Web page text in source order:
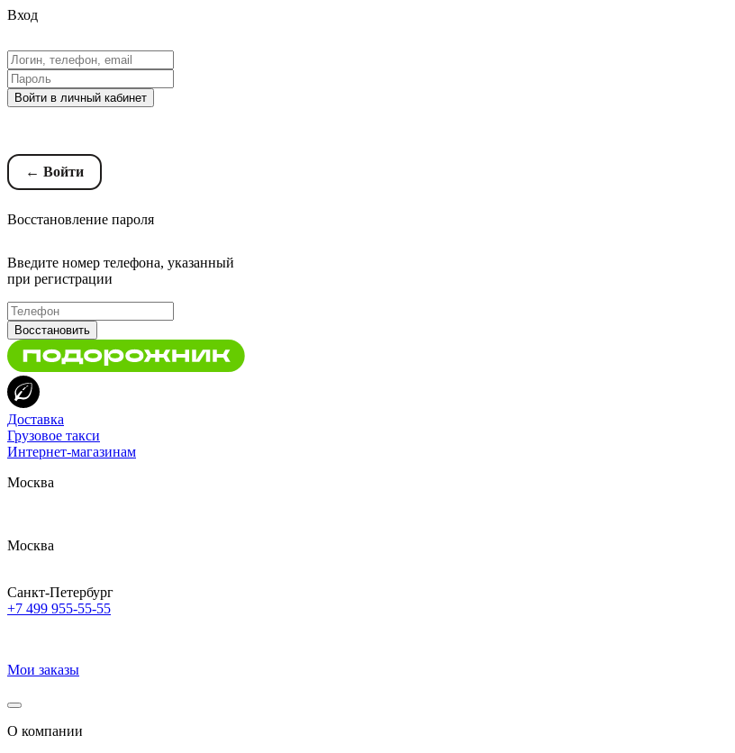
Вход
Войти в личный кабинет
← Войти
Восстановление пароля
Введите номер телефона, указанный
при регистрации
Восстановить
Доставка
Грузовое такси
Интернет-магазинам
Москва
Москва
Санкт-Петербург
+7 499 955-55-55
Мои заказы
О компании